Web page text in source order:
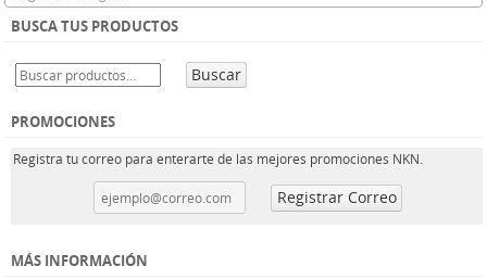
BUSCA TUS PRODUCTOS
Buscar
PROMOCIONES
Registra tu correo para enterarte de las mejores promociones NKN.
MÁS INFORMACIÓN